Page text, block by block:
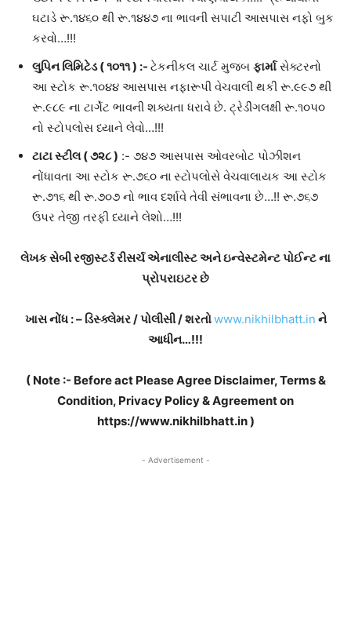
ઘટાડે રૂ.૧૪૬૦ થી રૂ.૧૪૪૭ ના ભાવની સપાટી આસપાસ નફો બુક
કરવો…!!!
લુપિન લિમિટેડ ( ૧૦૧૧) :- ટેકનીકલ ચાર્ટ મુજબ ફાર્માસેક્ટરનો
આ સ્ટોક રૂ.૧૦૪૪ આસપાસ નફારૂપી વેચવાલી થકી રૂ.૯૯૭ થી
રૂ.૯૮૯ ના ટાર્ગેટ ભાવની શક્યતા ધરાવે છે. ટ્રેડીંગલક્ષી રૂ.૧૦૫૦
નો સ્ટોપલોસ ધ્યાને લેવો…!!!
ટાટા સ્ટીલ(૭૨૮) :- ૭૪૭ આસપાસ ઓવરબોટ પોઝીશન
નોંધાવતા આ સ્ટોક રૂ.૭૬૦ ના સ્ટોપલોસે વેચવાલાયક આ સ્ટોક
રૂ.૭૧૬ થી રૂ.૭૦૭ નો ભાવ દર્શાવે તેવી સંભાવના છે…!! રૂ.૭૬૭
ઉપર તેજી તરફી ધ્યાને લેશો…!!!
લેખક સેબી રજીસ્ટર્ડ રીસર્ચ એનાલીસ્ટ અને ઇન્વેસ્ટમેન્ટ પોઈન્ટ ના
પ્રોપરાઇટર છે
ખાસ નોંધ : – ડિસ્ક્લેમર/પોલીસી/શરતોwww.nikhilbhatt.in ને
આધીન…!!!
( Note :- Before act Please Agree Disclaimer, Terms &
Condition, Privacy Policy & Agreement on
https://www.nikhilbhatt.in )
- Advertisement -